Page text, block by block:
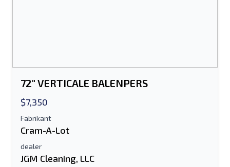
Send a Message
Voor-en achternaam
72" VERTICALE BALENPERS
$7,350
Fabrikant
Cram-A-Lot
dealer
JGM Cleaning, LLC
Stuur vermelding naar e-mail